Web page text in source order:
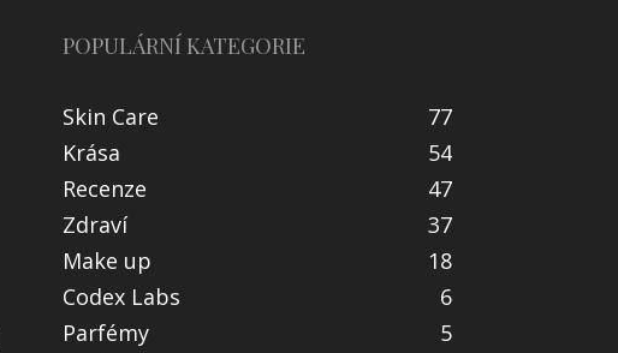
POPULÁRNÍ KATEGORIE
Skin Care
77
Krása
54
Recenze
47
Zdraví
37
Make up
18
Codex Labs
6
Parfémy
5